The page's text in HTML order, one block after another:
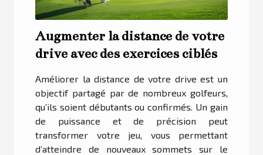
Augmenter la distance de votre
drive avec des exercices ciblés
Améliorer la distance de votre drive est un
objectif partagé par de nombreux golfeurs,
qu’ils soient débutants ou confirmés. Un gain
de puissance et de précision peut
transformer votre jeu, vous permettant
d’atteindre de nouveaux sommets sur le